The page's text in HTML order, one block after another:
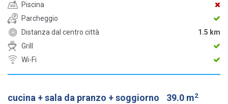
Piscina
Parcheggio
Distanza dal centro città
1.5 km
Grill
Wi-Fi
cucina + sala da pranzo + soggiorno 39.0 m2